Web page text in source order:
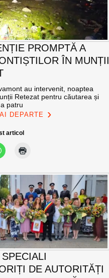
PROMPTĂ A
ÎN MUNȚII
au intervenit, noaptea
Retezat pentru căutarea și
patru
DEPARTE
articol
DE AUTORITĂȚI